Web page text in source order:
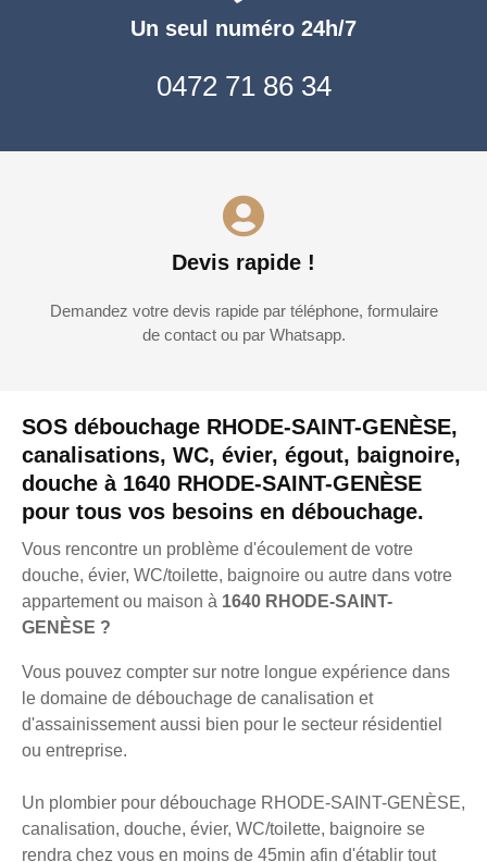
SOS débouchage RHODE-SAINT-GENÈSE,
canalisations, WC, évier, égout, baignoire,
douche à 1640 RHODE-SAINT-GENÈSE
pour tous vos besoins en débouchage.
Vous rencontre un problème d'écoulement de votre
douche, évier, WC/toilette, baignoire ou autre dans votre
appartement ou maison à 1640 RHODE-SAINT-
GENÈSE ?
Vous pouvez compter sur notre longue expérience dans
le domaine de débouchage de canalisation et
d'assainissement aussi bien pour le secteur résidentiel
ou entreprise.
Un plombier pour débouchage RHODE-SAINT-GENÈSE,
canalisation, douche, évier, WC/toilette, baignoire se
rendra chez vous en moins de 45min afin d'établir tout
Un seul numéro 24h/7
0472 71 86 34
Devis rapide !
Demandez votre devis rapide par téléphone, formulaire
de contact ou par Whatsapp.